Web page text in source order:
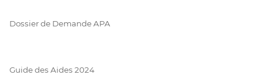
Dossier de Demande APA
Guide des Aides 2024